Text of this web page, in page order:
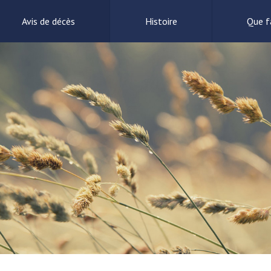
Avis de décès Histoire Que